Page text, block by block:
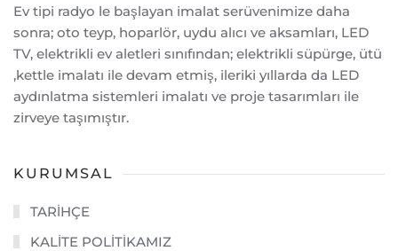
Ev tipi radyo le başlayan imalat serüvenimize daha
sonra; oto teyp, hoparlör, uydu alıcı ve aksamları, LED
TV, elektrikli ev aletleri sınıfından; elektrikli süpürge, ütü
,kettle imalatı ile devam etmiş, ileriki yıllarda da LED
aydınlatma sistemleri imalatı ve proje tasarımları ile
zirveye taşımıştır.
KURUMSAL
TARİHÇE
KALİTE POLİTİKAMIZ